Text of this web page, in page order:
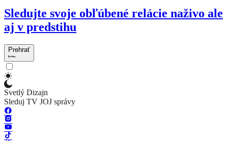
Sledujte svoje obľúbené relácie naživo ale
aj v predstihu
Prehrať
Svetlý Dizajn
Sleduj TV JOJ správy